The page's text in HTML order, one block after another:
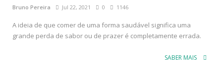
Bruno Pereira Jul 22, 2021 0 1146
A ideia de que comer de uma forma saudável significa uma
grande perda de sabor ou de prazer é completamente errada.
SABER MAIS